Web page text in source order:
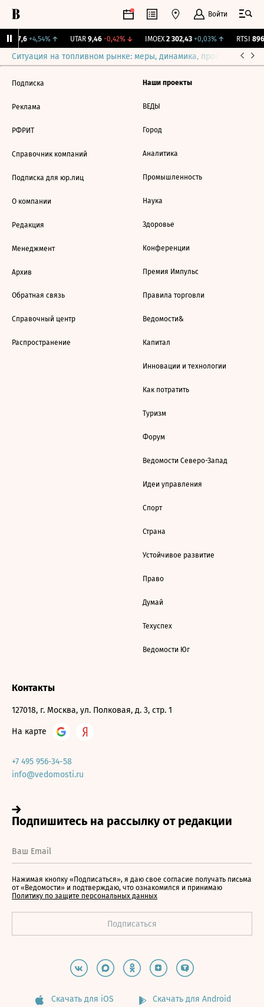
Войти
57,6 +4,54%↑ UTAR 9,46 -0,42%↓ IMOEX 2 302,43 +0,03%↑ RTSI
Ситуация на топливном рынке: меры, динамика, прогнозы
Подписка
Реклама
РФРИТ
Справочник компаний
Подписка для юр.лиц
О компании
Редакция
Менеджмент
Архив
Обратная связь
Справочный центр
Распространение
Наши проекты
ВЕДЫ
Город
Аналитика
Промышленность
Наука
Здоровье
Конференции
Премия Импульс
Правила торговли
Ведомости&
Капитал
Инновации и технологии
Как потратить
Туризм
Форум
Ведомости Северо-Запад
Идеи управления
Спорт
Страна
Устойчивое развитие
Право
Думай
Техуспех
Ведомости Юг
Контакты
127018, г. Москва, ул. Полковая, д. 3, стр. 1
На карте
+7 495 956-34-58
info@vedomosti.ru
Нажимая кнопку «Подписаться», я даю свое согласие получать письма
от «Ведомости» и подтверждаю, что ознакомился и принимаю
Политику по защите персональных данных
Скачать для iOS Скачать для Android